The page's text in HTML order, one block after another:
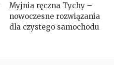
Myjnia ręczna Tychy –
nowoczesne rozwiązania
dla czystego samochodu